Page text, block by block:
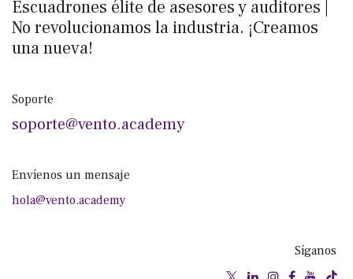
Escuadrones élite de asesores y auditores |
No revolucionamos la industria. ¡Creamos
una nueva!
Soporte
soporte@vento.academy
Envíenos un mensaje
hola@vento.academy
Síganos